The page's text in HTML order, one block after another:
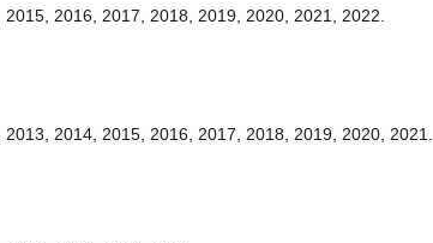
2016, 2017, 2018, 2019, 2020, 2021, 2022.
2014, 2015, 2016, 2017, 2018, 2019, 2020, 2021.